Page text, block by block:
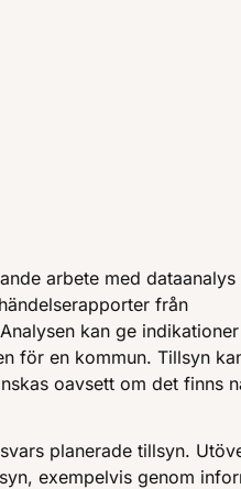
arbete med dataanalys
från
kan ge
för en kommun. Tillsyn
oavsett om det finns
planerade tillsyn.
exempelvis genom